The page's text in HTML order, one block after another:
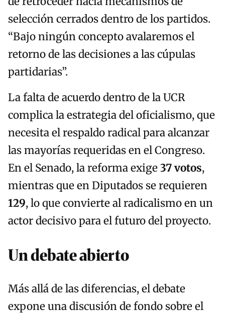
selección cerrados dentro de los partidos.
“Bajo ningún concepto avalaremos el
retorno de las decisiones a las cúpulas
partidarias”.
La falta de acuerdo dentro de la UCR
complica la estrategia del oficialismo, que
necesita el respaldo radical para alcanzar
las mayorías requeridas en el Congreso.
En el Senado, la reforma exige37 votos,
mientras que en Diputados se requieren
129, lo que convierte al radicalismo en un
actor decisivo para el futuro del proyecto.
Un debate abierto
Más allá de las diferencias, el debate
expone una discusión de fondo sobre el